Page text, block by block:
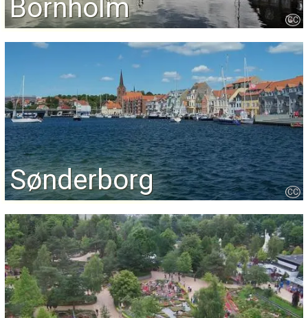
Bornholm CC
Sønderborg CC